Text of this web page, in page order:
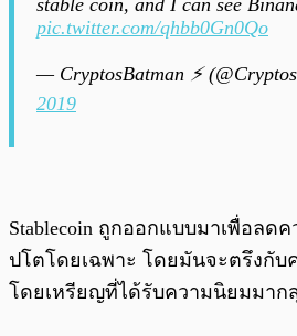
pic.twitter.com/qhbb0Gn0Qo
— CryptosBatman ⚡
2019
Stablecoin ถูกออกแบบมาเพื่อลด
ปโตโดยเฉพาะ โดยมันจะตรึงกับ
โดยเหรียญที่ได้รับความนิยมมาก